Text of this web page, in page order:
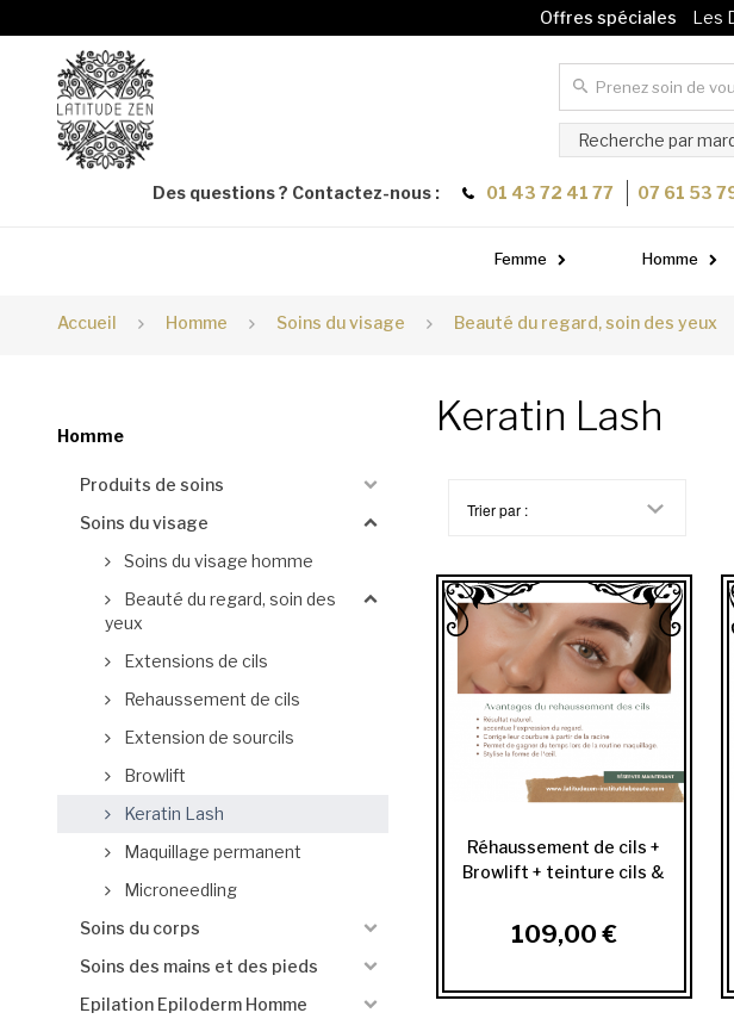
Offres spéciales Les
Des questions ? Contactez-nous : 01 43 72 41 77 07 61 53
Recherche par
Femme Homme
Accueil Homme Soins du visage Beauté du regard, soin des yeux
Keratin Lash
Réhaussement de cils +
Browlift + teinture cils &
109,00 €
Homme
Produits de soins
Soins du visage
Soins du visage homme
Beauté du regard, soin des
yeux
Extensions de cils
Rehaussement de cils
Extension de sourcils
Browlift
Keratin Lash
Maquillage permanent
Microneedling
Soins du corps
Soins des mains et des pieds
Epilation Epiloderm Homme